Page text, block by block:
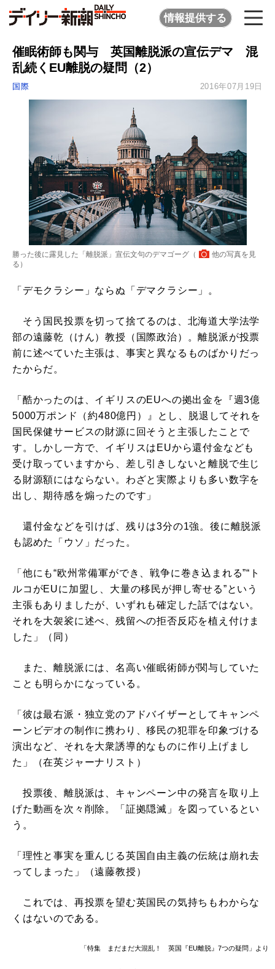
情報提供する
催眠術師も関与 英国離脱派の宣伝デマ 混
乱続くEU離脱の疑問（2）
国際 2016年07月19日
勝った後に露見した「離脱派」宣伝文句のデマゴーグ（
他の写真を見
る ）
「デモクラシー」ならぬ「デマクラシー」。
そう国民投票を切って捨てるのは、北海道大学法学
部の遠藤乾（けん）教授（国際政治）。離脱派が投票
前に述べていた主張は、事実と異なるものばかりだっ
たからだ。
「酷かったのは、イギリスのEUへの拠出金を『週3億
5000万ポンド（約480億円）』とし、脱退してそれを
国民保健サービスの財源に回そうと主張したことで
す。しかし一方で、イギリスはEUから還付金なども
受け取っていますから、差し引きしないと離脱で生じ
る財源額にはならない。わざと実際よりも多い数字を
出し、期待感を煽ったのです」
還付金などを引けば、残りは3分の1強。後に離脱派
も認めた「ウソ」だった。
「他にも“欧州常備軍ができ、戦争に巻き込まれる”“ト
ルコがEUに加盟し、大量の移民が押し寄せる”という
主張もありましたが、いずれも確定した話ではない。
それを大袈裟に述べ、残留への拒否反応を植え付けま
した」（同）
また、離脱派には、名高い催眠術師が関与していた
ことも明らかになっている。
「彼は最右派・独立党のアドバイザーとしてキャンペ
ーンビデオの制作に携わり、移民の犯罪を印象づける
演出など、それを大衆誘導的なものに作り上げまし
た」（在英ジャーナリスト）
投票後、離脱派は、キャンペーン中の発言を取り上
げた動画を次々削除。「証拠隠滅」を図っているとい
う。
「理性と事実を重んじる英国自由主義の伝統は崩れ去
ってしまった」（遠藤教授）
これでは、再投票を望む英国民の気持ちもわからな
くはないのである。
「特集 まだまだ大混乱！ 英国『EU離脱』7つの疑問」より